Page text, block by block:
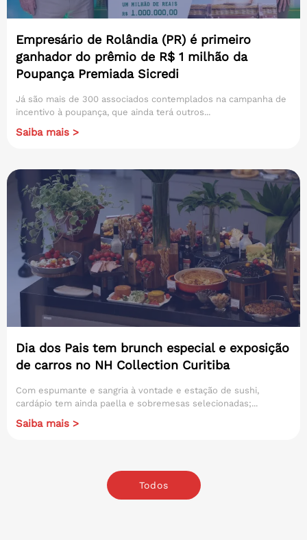
Empresário de Rolândia (PR) é primeiro
ganhador do prêmio de R$ 1 milhão da
Poupança Premiada Sicredi
Já são mais de 300 associados contemplados na campanha de
incentivo à poupança, que ainda terá outros...
Saiba mais >
Dia dos Pais tem brunch especial e exposição
de carros no NH Collection Curitiba
Com espumante e sangria à vontade e estação de sushi,
cardápio tem ainda paella e sobremesas selecionadas;...
Saiba mais >
Todos